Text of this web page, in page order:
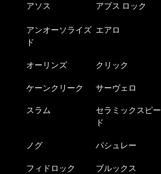
アソス アブス ロック
アンオーソライズ
ド
エアロ
オーリンズ クリック
ケーンクリーク サーヴェロ
スラム
セラミックスピー
ド
ノグ パシュレー
フィドロック ブルックス